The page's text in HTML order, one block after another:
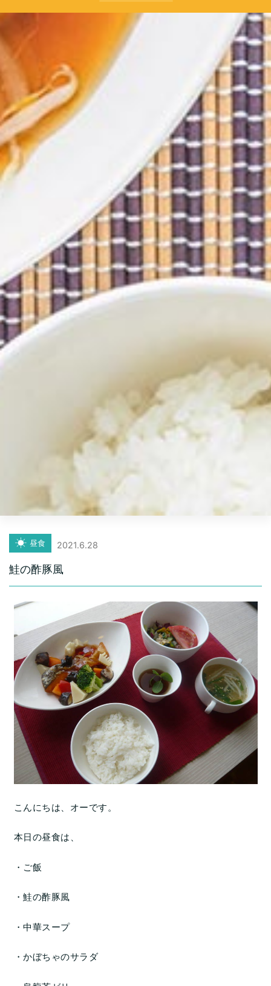
昼食 2021.6.28
鮭の酢豚風
こんにちは、オーです。
本日の昼食は、
・ご飯
・鮭の酢豚風
・中華スープ
・かぼちゃのサラダ